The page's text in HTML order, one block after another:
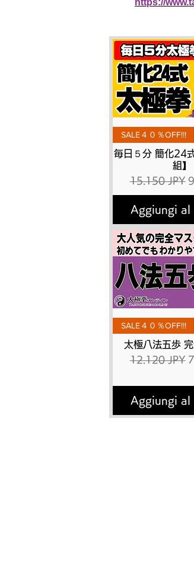
https://
Vista
SALE４０％OFF!!!
毎日５分 簡化24
組】
Prezzo
15.150 JPY
Aggiungi al
Vista
SALE４０％OFF!!!
太極八法五歩
Prezzo
12.120 JPY
Aggiungi al